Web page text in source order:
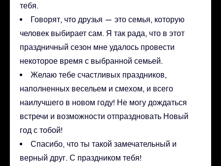
тебя.
Говорят, что друзья — это семья, которую
человек выбирает сам. Я так рада, что в этот
праздничный сезон мне удалось провести
некоторое время с выбранной семьей.
Желаю тебе счастливых праздников,
наполненных весельем и смехом, и всего
наилучшего в новом году! Не могу дождаться
встречи и возможности отпраздновать Новый
год с тобой!
Спасибо, что ты такой замечательный и
верный друг. С праздником тебя!